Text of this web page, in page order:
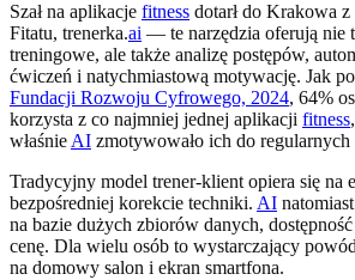
Szał na aplikacje fitness dotarł do Krakowa
Fitatu, trenerka.ai — te narzędzia oferują nie
treningowe, ale także analizę postępów,
ćwiczeń i natychmiastową motywację. Jak
Fundacji Rozwoju Cyfrowego, 2024, 64%
korzysta z co najmniej jednej aplikacji fitness
właśnie AI zmotywowało ich do
Tradycyjny model trener-klient opiera się na
bezpośredniej korekcie techniki. AI
na bazie dużych zbiorów danych,
cenę. Dla wielu osób to wystarczający
na domowy salon i ekran smartfona.